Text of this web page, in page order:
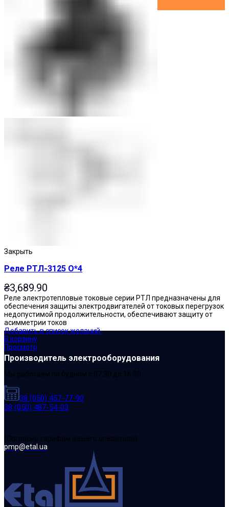
Закрыть
Реле РТЛ-3125 О*4
₴3,689.90
Реле электротепловые токовые серии РТЛ предназначены для
обеспечения защиты электродвигателей от токовых перегрузок
недопустимой продолжительности, обеспечивают защиту от
асимметрии токов
Добавить в список желаний
В корзину
Просмотр
Производитель электрооборудования
Мы работаем по будням с 07:30 до 16:30
38 (050) 457-77-90
38 (050) 487-54-03
(Cогласно тарифам вашего оператора)
pmp@etal.ua